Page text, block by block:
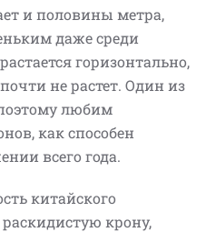
и половины метра,
даже среди
горизонтально,
не растет. Один из
любим
как способен
всего года.
китайского
крону,